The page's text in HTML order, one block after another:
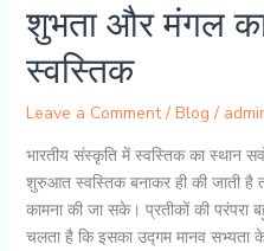
शुभता और मंगल
स्वस्तिक
Leave a Comment / Blog /
भारतीय संस्कृति में स्वस्तिक का स्थान
शुरुआत स्वस्तिक बनाकर ही की जाती है
कामना की जा सके। प्रतीकों की परंपरा
चलता है कि इसका उद्गम मानव सभ्यता के